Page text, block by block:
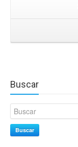
Buscar
Buscar